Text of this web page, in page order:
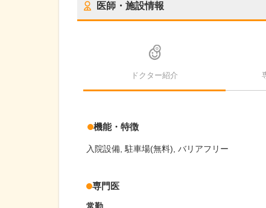
医師・施設情報
ドクター紹介
機能・特徴
入院設備 駐車場(無料) バリアフリー
専門医